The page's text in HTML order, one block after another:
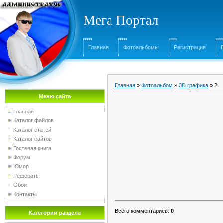
Мега Портал
Главная Фотоальбомы Регистрация
Меню сайта
Главная
Каталог файлов
Каталог статей
Каталог сайтов
Гостевая книга
Форум
Юмор
Рефераты
Обои
Контакты
Категории раздела
Главная » Фотоальбом » 3D графика » 2
Всего комментариев: 0